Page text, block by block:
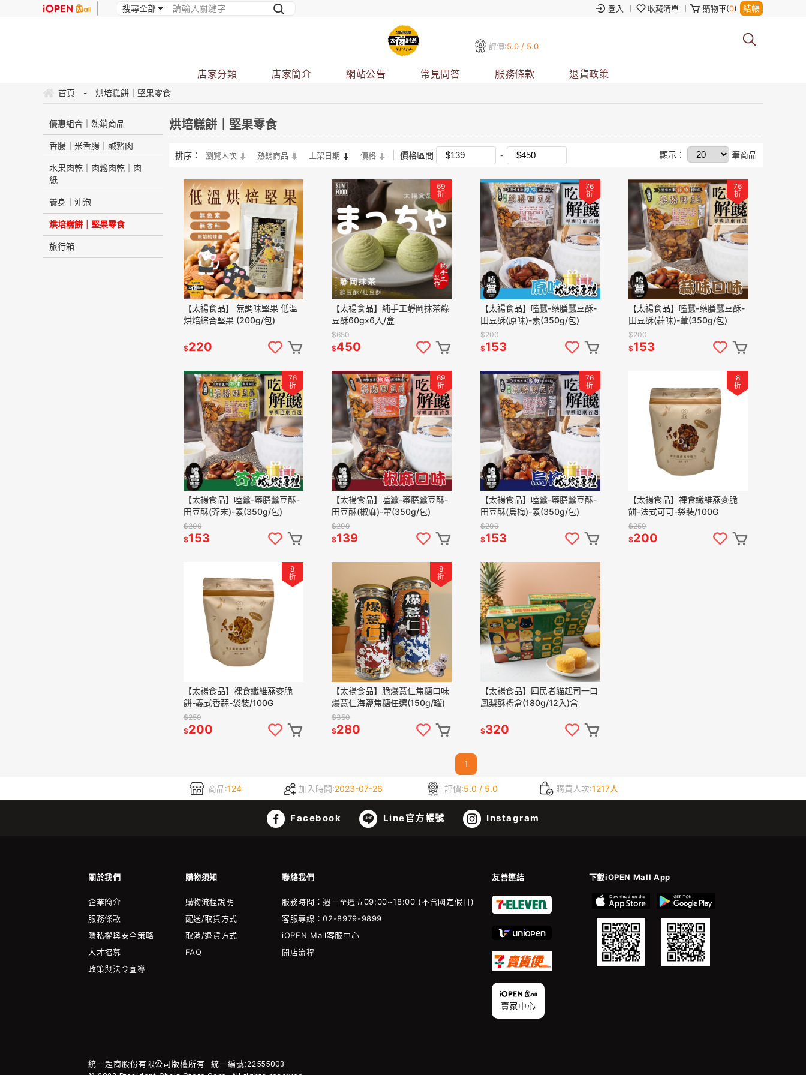
登入 收藏清單 購物車(0) 結帳
評價:5.0 / 5.0
店家分類 店家簡介 網站公告 常見問答 服務條款 退貨政策
首頁 - 烘培糕餅｜堅果零食
優惠組合｜熱銷商品
香腸｜米香腸｜鹹豬肉
水果肉乾｜肉鬆肉乾｜肉
紙
養身｜沖泡
烘培糕餅｜堅果零食
旅行箱
烘培糕餅｜堅果零食
排序： 瀏覽人次 熱銷商品 上架日期 價格 價格區間 顯示： 筆商品
【太禓食品】 無調味堅果 低溫
烘焙綜合堅果 (200g/包)
$220
69
折
【太禓食品】純手工靜岡抹茶綠
豆酥60gx6入/盒
$650
$450
76
折
【太禓食品】嗑蠶-藥膳蠶豆酥-
田豆酥(原味)-素(350g/包)
$200
$153
76
折
【太禓食品】嗑蠶-藥膳蠶豆酥-
田豆酥(蒜味)-葷(350g/包)
$200
$153
76
折
【太禓食品】嗑蠶-藥膳蠶豆酥-
田豆酥(芥末)-素(350g/包)
$200
$153
69
折
【太禓食品】嗑蠶-藥膳蠶豆酥-
田豆酥(椒麻)-葷(350g/包)
$200
$139
76
折
【太禓食品】嗑蠶-藥膳蠶豆酥-
田豆酥(烏梅)-素(350g/包)
$200
$153
8
折
【太禓食品】裸食纖維燕麥脆
餅-法式可可-袋裝/100G
$250
$200
8
折
【太禓食品】裸食纖維燕麥脆
餅-義式香蒜-袋裝/100G
$250
$200
8
折
【太禓食品】脆爆薏仁焦糖口味
爆薏仁海鹽焦糖任選(150g/罐)
$350
$280
【太禓食品】四民者貓起司一口
鳳梨酥禮盒(180g/12入)盒
$320
1
商品:124 加入時間:2023-07-26 評價:5.0 / 5.0 購買人次:1217人
Facebook Line官方帳號 Instagram
關於我們 購物須知 聯絡我們 友善連結 下載iOPEN Mall App
企業簡介
服務條款
隱私權與安全策略
人才招募
政策與法令宣導
購物流程說明
配送/取貨方式
取消/退貨方式
FAQ
服務時間：週一至週五09:00~18:00 (不含國定假日)
客服專線：02-8979-9899
iOPEN Mall客服中心
開店流程
賣家中心
統一超商股份有限公司版權所有
統一編號:22555003